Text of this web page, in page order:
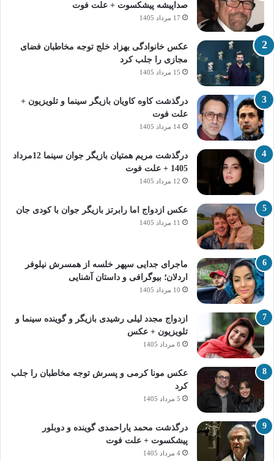
صداپیشه پیشکسوت + علت فوت
17 مرداد 1405
عکس خانوادگی بهزاد خلج توجه مخاطبان فضای
مجازی را جلب کرد
15 مرداد 1405
درگذشت کاوه کاویان بازیگر سینما و تلویزیون +
علت فوت
14 مرداد 1405
درگذشت مریم همتیان بازیگر جوان سینما 12مرداد
1405 + علت فوت
12 مرداد 1405
عکس ازدواج اما رابرتز بازیگر جوان با کودی جان
11 مرداد 1405
ماجرای جدایی سپهر خلسه از همسرش نیلوفر
اردلان؛ بیوگرافی و داستان آشنایی
10 مرداد 1405
ازدواج مجدد لیلی رشیدی بازیگر و گوینده سینما و
تلویزیون + عکس
8 مرداد 1405
عکس مونا کرمی و پسرش توجه مخاطبان را جلب
کرد
5 مرداد 1405
درگذشت محمد یاراحمدی گوینده و دوبلور
پیشکسوت + علت فوت
4 مرداد 1405